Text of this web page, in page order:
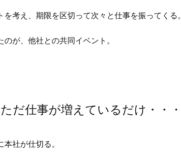
考え、期限を区切って次々と仕事を振ってくる。
が、他社との共同イベント。
だ仕事が増えているだけ・・・
社が仕切る。